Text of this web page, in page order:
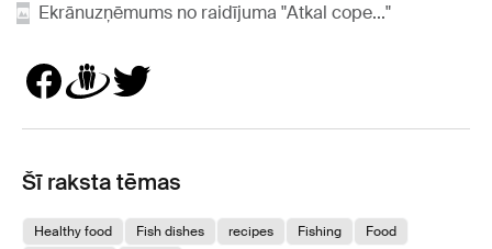
Ekrānuzņēmums no raidījuma "Atkal cope..."
Šī raksta tēmas
Healthy food Fish dishes recipes Fishing
Food